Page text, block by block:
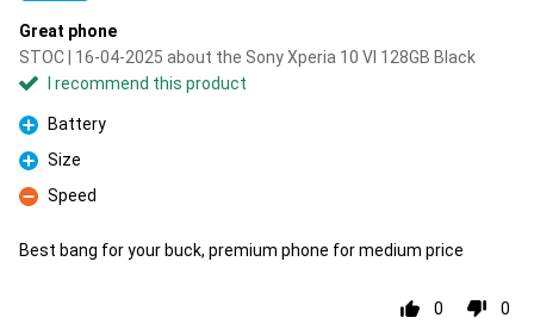
Great phone
STOC | 16-04-2025 about the Sony Xperia 10 VI 128GB Black
I recommend this product
Pro
Battery
Pro
Size
Con
Speed
Best bang for your buck, premium phone for medium price
0 0